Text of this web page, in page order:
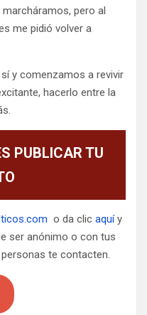
pero al
me pidió volver a
y comenzamos a revivir
hacerlo entre la
PUBLICAR TU
o da clic aquíy
ser anónimo o con tus
te contacten.